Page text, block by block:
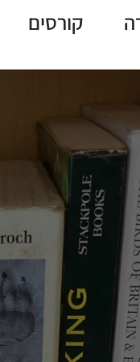
קורסים